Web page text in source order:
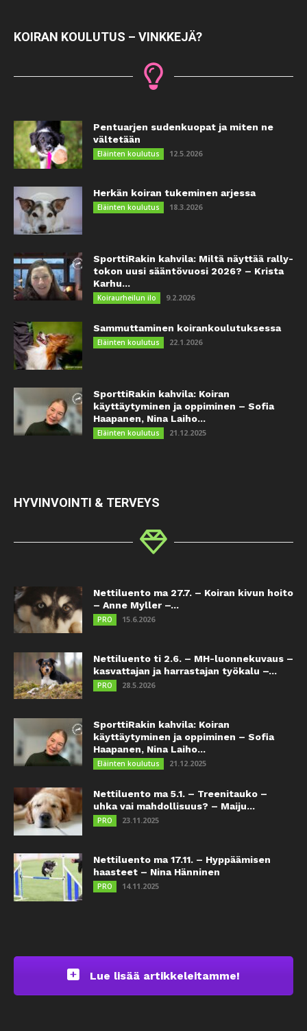
KOIRAN KOULUTUS – VINKKEJÄ?
Pentuarjen sudenkuopat ja miten ne
vältetään
Eläinten koulutus 12.5.2026
Herkän koiran tukeminen arjessa
Eläinten koulutus 18.3.2026
SporttiRakin kahvila: Miltä näyttää rally-
tokon uusi sääntövuosi 2026? – Krista
Karhu...
Koiraurheilun ilo 9.2.2026
Sammuttaminen koirankoulutuksessa
Eläinten koulutus 22.1.2026
SporttiRakin kahvila: Koiran
käyttäytyminen ja oppiminen – Sofia
Haapanen, Nina Laiho...
Eläinten koulutus 21.12.2025
HYVINVOINTI & TERVEYS
Nettiluento ma 27.7. – Koiran kivun hoito
– Anne Myller –...
PRO 15.6.2026
Nettiluento ti 2.6. – MH-luonnekuvaus –
kasvattajan ja harrastajan työkalu –...
PRO 28.5.2026
SporttiRakin kahvila: Koiran
käyttäytyminen ja oppiminen – Sofia
Haapanen, Nina Laiho...
Eläinten koulutus 21.12.2025
Nettiluento ma 5.1. – Treenitauko –
uhka vai mahdollisuus? – Maiju...
PRO 23.11.2025
Nettiluento ma 17.11. – Hyppäämisen
haasteet – Nina Hänninen
PRO 14.11.2025
Lue lisää artikkeleitamme!